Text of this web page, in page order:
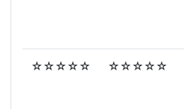
☆☆☆☆☆ ☆☆☆☆☆